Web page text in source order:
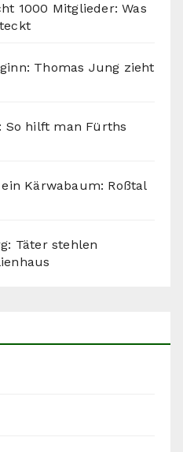
1000 Mitglieder: Was
Thomas Jung zieht
So hilft man Fürths
Kärwabaum: Roßtal
Täter stehlen